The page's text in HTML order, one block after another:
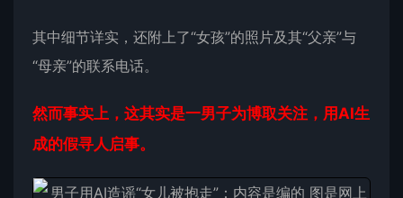
其中细节详实，还附上了“女孩”的照片及其“父亲”与
“母亲”的联系电话。
然而事实上，这其实是一男子为博取关注，用AI生
成的假寻人启事。